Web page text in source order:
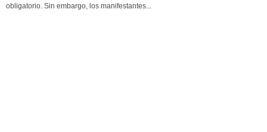
obligatorio. Sin embargo, los manifestantes...